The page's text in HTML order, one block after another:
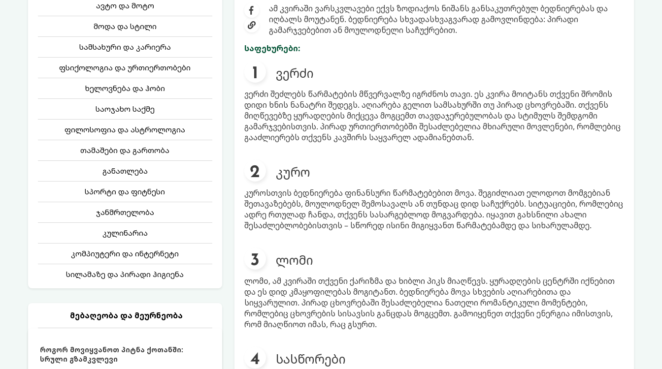
ავტო და მოტო
მოდა და სტილი
სამსახური და კარიერა
ფსიქოლოგია და ურთიერთობები
ხელოვნება და ჰობი
საოჯახო საქმე
ფილოსოფია და ასტროლოგია
თამაშები და გართობა
განათლება
სპორტი და ფიტნესი
ჯანმრთელობა
კულინარია
კომპიუტერი და ინტერნეტი
სილამაზე და პირადი ჰიგიენა
მებაღეობა და მეურნეობა
როგორ მოვიყვანოთ პიტნა ქოთანში:
სრული გზამკვლევი
ამ კვირაში ვარსკვლავები ექვს ზოდიაქოს ნიშანს განსაკუთრებულ ბედნიერებას და
იღბალს მოუტანენ. ბედნიერება სხვადასხვაგვარად გამოვლინდება: პირადი
გამარჯვებებით ან მოულოდნელი საჩუქრებით.
საფეხურები:
ვერძი
ვერძი შეძლებს წარმატების მწვერვალზე იგრძნოს თავი. ეს კვირა მოიტანს თქვენი შრომის
დიდი ხნის ნანატრი შედეგს. აღიარება გელით სამსახურში თუ პირად ცხოვრებაში. თქვენს
მიღწევებზე ყურადღების მიქცევა მოგცემთ თავდაჯერებულობას და სტიმულს შემდგომი
გამარჯვებისთვის. პირად ურთიერთობებში შესაძლებელია მხიარული მოვლენები, რომლებიც
გააძლიერებს თქვენს კავშირს საყვარელ ადამიანებთან.
კურო
კუროსთვის ბედნიერება ფინანსური წარმატებებით მოვა. შეგიძლიათ ელოდოთ მომგებიან
შეთავაზებებს, მოულოდნელ შემოსავალს ან თუნდაც დიდ საჩუქრებს. სიტუაციები, რომლებიც
ადრე რთულად ჩანდა, თქვენს სასარგებლოდ მოგვარდება. იყავით გახსნილი ახალი
შესაძლებლობებისთვის – სწორედ ისინი მიგიყვანთ წარმატებამდე და სიხარულამდე.
ლომი
ლომo, ამ კვირაში თქვენი ქარიზმა და ხიბლი პიკს მიაღწევს. ყურადღების ცენტრში იქნებით
და ეს დიდ კმაყოფილებას მოგიტანთ. ბედნიერება მოვა სხვების აღიარებითა და
სიყვარულით. პირად ცხოვრებაში შესაძლებელია ნათელი რომანტიკული მომენტები,
რომლებიც ცხოვრების სისავსის განცდას მოგცემთ. გამოიყენეთ თქვენი ენერგია იმისთვის,
რომ მიაღწიოთ იმას, რაც გსურთ.
სასწორები